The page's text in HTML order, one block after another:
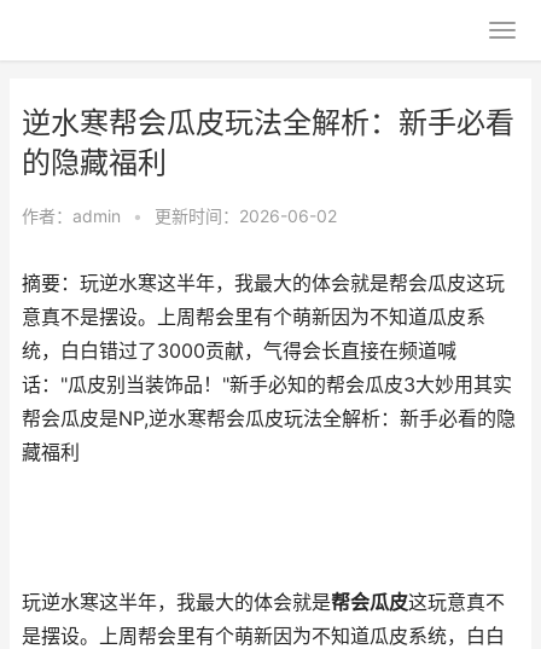
逆水寒帮会瓜皮玩法全解析：新手必看
的隐藏福利
作者： admin • 更新时间：2026-06-02
摘要：玩逆水寒这半年，我最大的体会就是帮会瓜皮这玩
意真不是摆设。上周帮会里有个萌新因为不知道瓜皮系
统，白白错过了3000贡献，气得会长直接在频道喊
话："瓜皮别当装饰品！"新手必知的帮会瓜皮3大妙用其实
帮会瓜皮是NP,逆水寒帮会瓜皮玩法全解析：新手必看的隐
藏福利
玩逆水寒这半年，我最大的体会就是帮会瓜皮这玩意真不
是摆设。上周帮会里有个萌新因为不知道瓜皮系统，白白